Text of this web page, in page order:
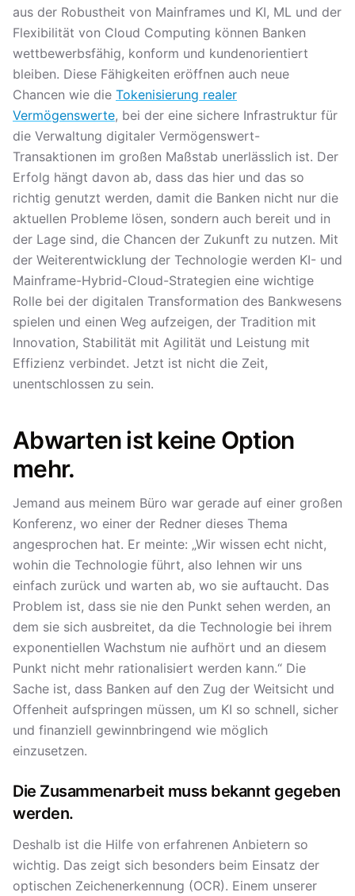
aus der Robustheit von Mainframes und KI, ML und der
Flexibilität von Cloud Computing können Banken
wettbewerbsfähig, konform und kundenorientiert
bleiben. Diese Fähigkeiten eröffnen auch neue
Chancen wie die Tokenisierung realer
Vermögenswerte, bei der eine sichere Infrastruktur für
die Verwaltung digitaler Vermögenswert-
Transaktionen im großen Maßstab unerlässlich ist. Der
Erfolg hängt davon ab, dass das hier und das so
richtig genutzt werden, damit die Banken nicht nur die
aktuellen Probleme lösen, sondern auch bereit und in
der Lage sind, die Chancen der Zukunft zu nutzen. Mit
der Weiterentwicklung der Technologie werden KI- und
Mainframe-Hybrid-Cloud-Strategien eine wichtige
Rolle bei der digitalen Transformation des Bankwesens
spielen und einen Weg aufzeigen, der Tradition mit
Innovation, Stabilität mit Agilität und Leistung mit
Effizienz verbindet. Jetzt ist nicht die Zeit,
unentschlossen zu sein.
Abwarten ist keine Option
mehr.
Jemand aus meinem Büro war gerade auf einer großen
Konferenz, wo einer der Redner dieses Thema
angesprochen hat. Er meinte: „Wir wissen echt nicht,
wohin die Technologie führt, also lehnen wir uns
einfach zurück und warten ab, wo sie auftaucht. Das
Problem ist, dass sie nie den Punkt sehen werden, an
dem sie sich ausbreitet, da die Technologie bei ihrem
exponentiellen Wachstum nie aufhört und an diesem
Punkt nicht mehr rationalisiert werden kann.“ Die
Sache ist, dass Banken auf den Zug der Weitsicht und
Offenheit aufspringen müssen, um KI so schnell, sicher
und finanziell gewinnbringend wie möglich
einzusetzen.
Die Zusammenarbeit muss bekannt gegeben
werden.
Deshalb ist die Hilfe von erfahrenen Anbietern so
wichtig. Das zeigt sich besonders beim Einsatz der
optischen Zeichenerkennung (OCR). Einem unserer